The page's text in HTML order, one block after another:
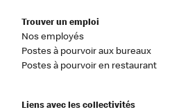
Trouver un emploi
Nos employés
Postes à pourvoir aux bureaux
Postes à pourvoir en restaurant
Liens avec les collectivités